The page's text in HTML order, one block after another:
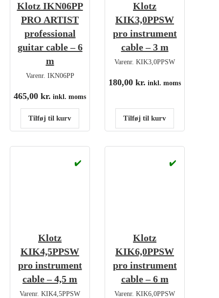
Klotz IKN06PP
PRO ARTIST
professional
guitar cable – 6
m
Varenr. IKN06PP
465,00 kr. inkl. moms
Tilføj til kurv
Klotz
KIK3,0PPSW
pro instrument
cable – 3 m
Varenr. KIK3,0PPSW
180,00 kr. inkl. moms
Tilføj til kurv
✔️
Klotz
KIK4,5PPSW
pro instrument
cable – 4,5 m
Varenr. KIK4,5PPSW
✔️
Klotz
KIK6,0PPSW
pro instrument
cable – 6 m
Varenr. KIK6,0PPSW